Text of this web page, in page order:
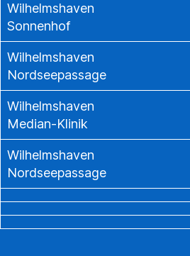
Wilhelmshaven
Sonnenhof
Wilhelmshaven
Nordseepassage
Wilhelmshaven
Median-Klinik
Wilhelmshaven
Nordseepassage